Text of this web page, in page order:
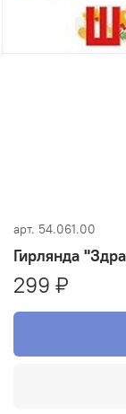
арт. 54.061.00
Гирлянда
299 ₽